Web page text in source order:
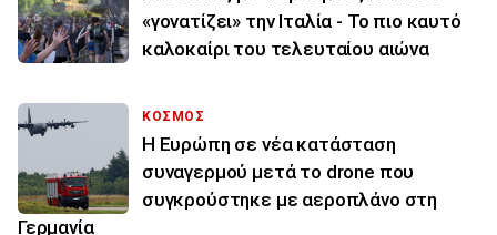
«γονατίζει» την Ιταλία - Το πιο καυτό
καλοκαίρι του τελευταίου αιώνα
ΚΟΣΜΟΣ
Η Ευρώπη σε νέα κατάσταση
συναγερμού μετά το drone που
συγκρούστηκε με αεροπλάνο στη
Γερμανία